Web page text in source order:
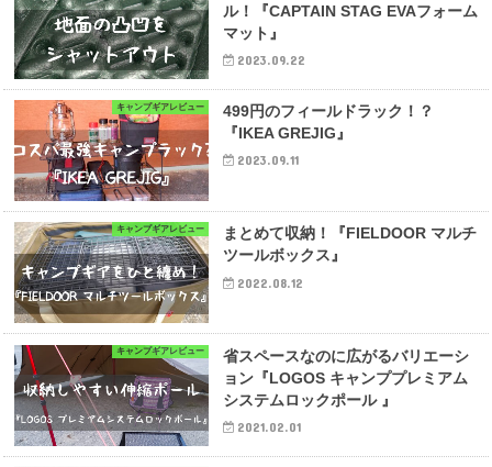
ル！『CAPTAIN STAG EVAフォーム
マット』
2023.09.22
キャンプギアレビュー
499円のフィールドラック！？
『IKEA GREJIG』
2023.09.11
キャンプギアレビュー
まとめて収納！『FIELDOOR マルチ
ツールボックス』
2022.08.12
キャンプギアレビュー
省スペースなのに広がるバリエーシ
ョン『LOGOS キャンププレミアム
システムロックポール 』
2021.02.01